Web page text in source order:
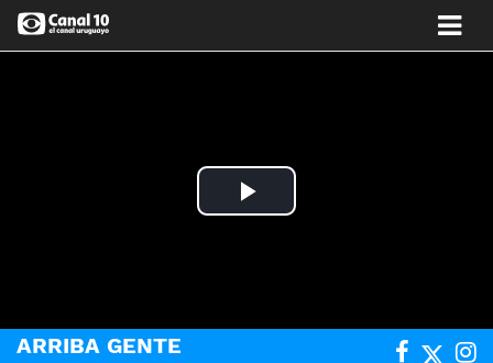
Play
ARRIBA GENTE